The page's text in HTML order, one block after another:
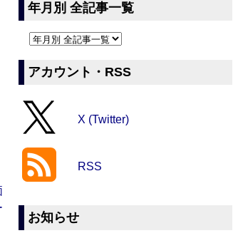
年月別 全記事一覧
アカウント・RSS
X (Twitter)
RSS
お知らせ